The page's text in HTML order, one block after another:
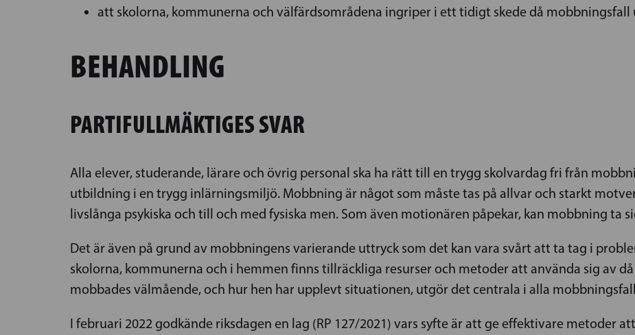
att skolorna, kommunerna och välfärdsområdena ingriper i ett tidigt skede då
BEHANDLING
PARTIFULLMÄKTIGES SVAR
Alla elever, studerande, lärare och övrig personal ska ha rätt till en trygg skolvardag fri från
utbildning i en trygg inlärningsmiljö. Mobbning är något som måste tas på allvar och starkt
livslånga psykiska och till och med fysiska men. Som även motionären påpekar, kan mobbning ta
Det är även på grund av mobbningens varierande uttryck som det kan vara svårt att ta tag i
skolorna, kommunerna och i hemmen finns tillräckliga resurser och metoder att använda sig av
mobbades välmående, och hur hen har upplevt situationen, utgör det centrala i alla
I februari 2022 godkände riksdagen en lag (RP 127/2021) vars syfte är att ge effektivare metoder